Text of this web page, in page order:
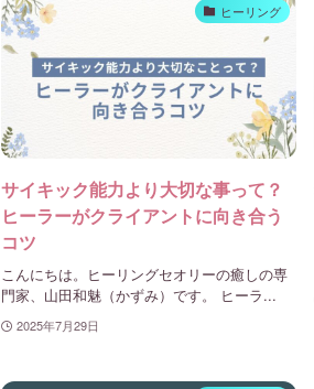
ヒーリング
サイキック能力より大切な事って？
ヒーラーがクライアントに向き合う
コツ
こんにちは。ヒーリングセオリーの癒しの専
門家、山田和魅（かずみ）です。 ヒーラ...
2025年7月29日